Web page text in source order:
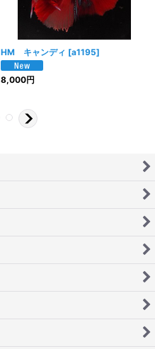
HM キャンディ [a1195]
8,000円